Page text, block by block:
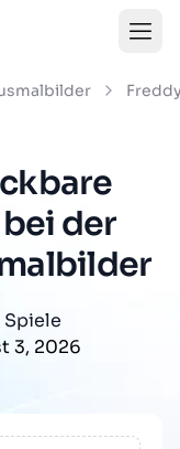
der
Spiele
3, 2026